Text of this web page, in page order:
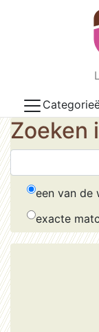
Skip to main
Zoeken
een van de
exacte